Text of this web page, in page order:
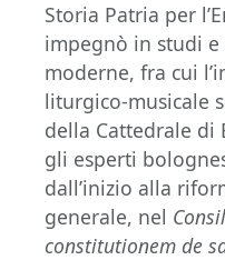
Storia Patria per
impegnò in studi
moderne, fra cui
liturgico-musicale
della Cattedrale di
gli esperti
dall’inizio alla
generale, nel
constitutionem de